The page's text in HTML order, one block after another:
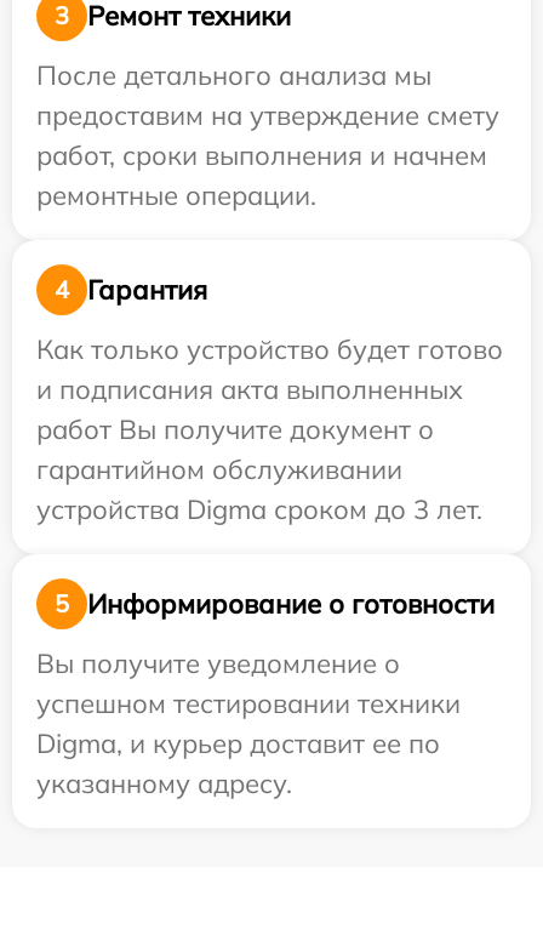
3
Ремонт техники
После детального анализа мы
предоставим на утверждение смету
работ, сроки выполнения и начнем
ремонтные операции.
4
Гарантия
Как только устройство будет готово
и подписания акта выполненных
работ Вы получите документ о
гарантийном обслуживании
устройства Digma сроком до 3 лет.
5
Информирование о готовности
Вы получите уведомление о
успешном тестировании техники
Digma, и курьер доставит ее по
указанному адресу.